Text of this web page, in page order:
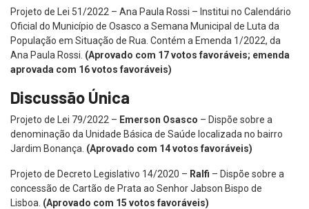
Projeto de Lei 51/2022 – Ana Paula Rossi – Institui no Calendário
Oficial do Município de Osasco a Semana Municipal de Luta da
População em Situação de Rua. Contém a Emenda 1/2022, da
Ana Paula Rossi. (Aprovado com 17 votos favoráveis; emenda
aprovada com 16 votos favoráveis)
Discussão Única
Projeto de Lei 79/2022 – Emerson Osasco – Dispõe sobre a
denominação da Unidade Básica de Saúde localizada no bairro
Jardim Bonança. (Aprovado com 14 votos favoráveis)
Projeto de Decreto Legislativo 14/2020 – Ralfi – Dispõe sobre a
concessão de Cartão de Prata ao Senhor Jabson Bispo de
Lisboa. (Aprovado com 15 votos favoráveis)